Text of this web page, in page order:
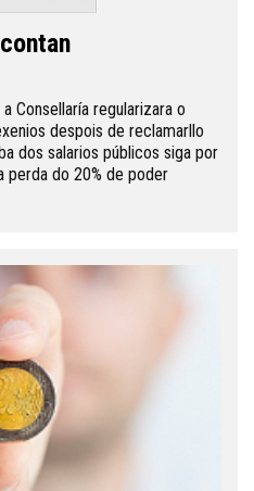
Consellaría regularizara o
despois de reclamarllo
dos salarios públicos siga por
perda do 20% de poder